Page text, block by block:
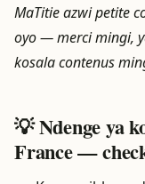
MaTitie azwi petite
oyo — merci mingi,
kosala contenus
💡 Ndenge ya
France —